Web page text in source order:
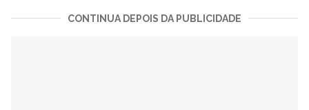
CONTINUA DEPOIS DA PUBLICIDADE